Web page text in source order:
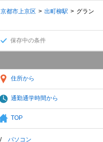
京都市上京区 出町柳駅
グラン
保存中の条件
住所から
通勤通学時間から
TOP
パソコン